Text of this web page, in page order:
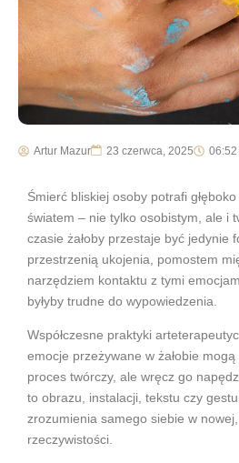
Artur Mazur 23 czerwca, 2025 06:52
Śmierć bliskiej osoby potrafi
światem – nie tylko osobistym, ale i
czasie żałoby przestaje być jedynie
przestrzenią ukojenia, pomostem
narzędziem kontaktu z tymi
byłyby trudne do wypowiedzenia.
Współczesne praktyki
emocje przeżywane w żałobie
proces twórczy, ale wręcz go
to obrazu, instalacji, tekstu czy
zrozumienia samego siebie w
rzeczywistości.